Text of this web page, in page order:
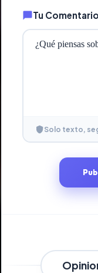
Tu Comentario
Solo texto,